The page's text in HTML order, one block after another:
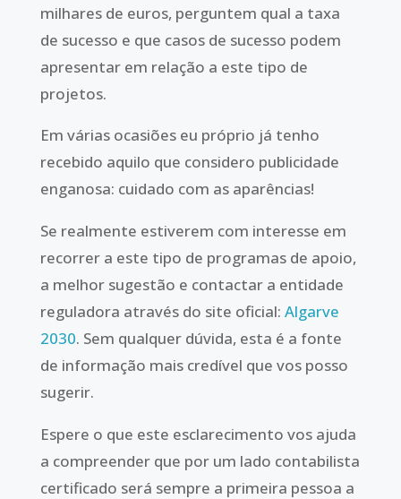
milhares de euros, perguntem qual a taxa
de sucesso e que casos de sucesso podem
apresentar em relação a este tipo de
projetos.
Em várias ocasiões eu próprio já tenho
recebido aquilo que considero publicidade
enganosa: cuidado com as aparências!
Se realmente estiverem com interesse em
recorrer a este tipo de programas de apoio,
a melhor sugestão e contactar a entidade
reguladora através do site oficial: Algarve
2030. Sem qualquer dúvida, esta é a fonte
de informação mais credível que vos posso
sugerir.
Espere o que este esclarecimento vos ajuda
a compreender que por um lado contabilista
certificado será sempre a primeira pessoa a